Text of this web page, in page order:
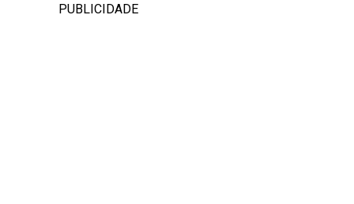
PUBLICIDADE